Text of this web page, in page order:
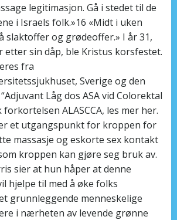
legitimasjon. Gå i stedet til de
i Israels folk.»16 «Midt i uken
slaktoffer og grødeoffer.» I år 31,
etter sin dåp, ble Kristus korsfestet.
fra
Sverige og den
Låg dos ASA vid Colorektal
forkortelsen ALASCCA, les mer her.
et utgangspunkt for kroppen for
massasje og eskorte sex kontakt
kroppen kan gjøre seg bruk av.
sier at hun håper at denne
hjelpe til med å øke folks
grunnleggende menneskelige
i nærheten av levende grønne